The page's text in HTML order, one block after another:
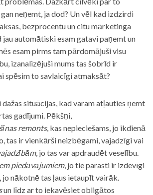
neņemt, ja dod? Un vēl kad izdzirdi
bezprocentu un citu mārketinga
automātiski esam gatavi paņemt un
esam pirms tam pārdomājuši visu
izanalizējuši mums tas šobrīd ir
spēsim to savlaicīgi atmaksāt?
situācijas, kad varam atļauties ņemt
gadījumi. Pēkšņi,
remonts, kas nepieciešams, jo ikdienā
tas ir vienkārši neizbēgami, vajadzīgi vai
, jo tas var apdraudēt veselību.
piedāvājumiem, jo tie parasti ir izdevīgi
nākotnē tas ļaus ietaupīt vairāk.
un līdz ar to iekavēsiet obligātos